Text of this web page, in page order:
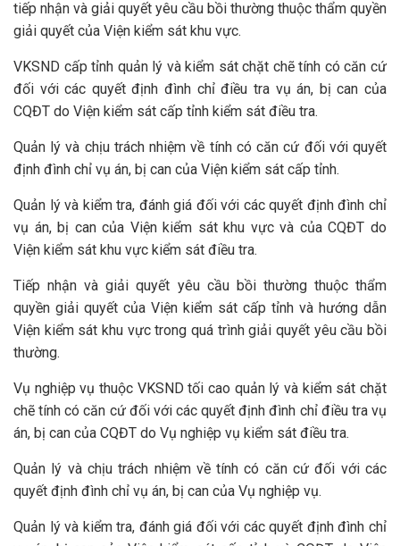
tiếp nhận và giải quyết yêu cầu bồi thường thuộc thẩm quyền
giải quyết của Viện kiểm sát khu vực.
VKSND cấp tỉnh quản lý và kiểm sát chặt chẽ tính có căn cứ
đối với các quyết định đình chỉ điều tra vụ án, bị can của
CQĐT do Viện kiểm sát cấp tỉnh kiểm sát điều tra.
Quản lý và chịu trách nhiệm về tính có căn cứ đối với quyết
định đình chỉ vụ án, bị can của Viện kiểm sát cấp tỉnh.
Quản lý và kiểm tra, đánh giá đối với các quyết định đình chỉ
vụ án, bị can của Viện kiểm sát khu vực và của CQĐT do
Viện kiểm sát khu vực kiểm sát điều tra.
Tiếp nhận và giải quyết yêu cầu bồi thường thuộc thẩm
quyền giải quyết của Viện kiểm sát cấp tỉnh và hướng dẫn
Viện kiểm sát khu vực trong quá trình giải quyết yêu cầu bồi
thường.
Vụ nghiệp vụ thuộc VKSND tối cao quản lý và kiểm sát chặt
chẽ tính có căn cứ đối với các quyết định đình chỉ điều tra vụ
án, bị can của CQĐT do Vụ nghiệp vụ kiểm sát điều tra.
Quản lý và chịu trách nhiệm về tính có căn cứ đối với các
quyết định đình chỉ vụ án, bị can của Vụ nghiệp vụ.
Quản lý và kiểm tra, đánh giá đối với các quyết định đình chỉ